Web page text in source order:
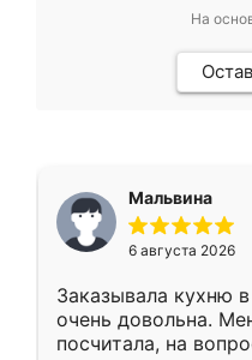
На
Мальвина
6 августа 2026
Заказывала кухню
очень довольна.
посчитала, на